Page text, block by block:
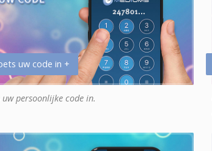
uw code in +
uw persoonlijke code in.